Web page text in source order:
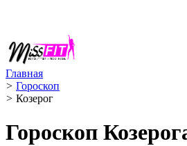
Главная
> Гороскоп
> Козерог ️
Гороскоп